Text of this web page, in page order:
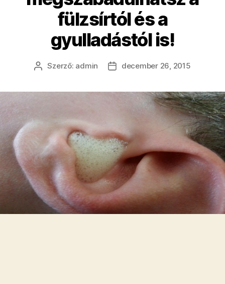
fülzsírtól és a
gyulladástól is!
Bejegyzés
Szerző: admin
Bejegyzés
december 26, 2015